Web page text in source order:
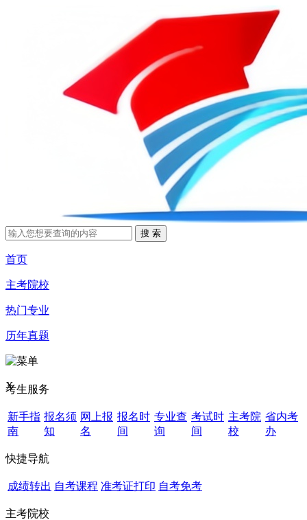
首页
主考院校
热门专业
历年真题
X
考生服务
新手指
南
报名须
知
网上报
名
报名时
间
专业查
询
考试时
间
主考院
校
省内考
办
快捷导航
成绩转出 自考课程 准考证打印 自考免考
主考院校